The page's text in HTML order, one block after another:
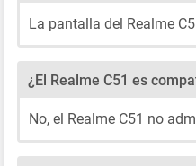
La pantalla del Realme
¿El Realme C51 es
No, el Realme C51 no